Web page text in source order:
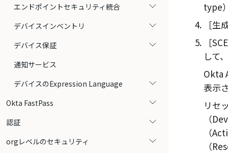
エンドポイントセキュリティ統合
デバイスインベントリ
デバイス保証
通知サービス
デバイスのExpression Language
Okta FastPass
認証
orgレベルのセキュリティ
type
生
して
Okta
表示
リセ
（
（
（